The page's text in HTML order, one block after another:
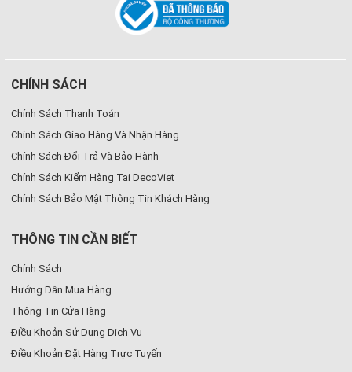
CHÍNH SÁCH
Chính Sách Thanh Toán
Chính Sách Giao Hàng Và Nhận Hàng
Chính Sách Đổi Trả Và Bảo Hành
Chính Sách Kiểm Hàng Tại DecoViet
Chính Sách Bảo Mật Thông Tin Khách Hàng
THÔNG TIN CẦN BIẾT
Chính Sách
Hướng Dẫn Mua Hàng
Thông Tin Cửa Hàng
Điều Khoản Sử Dụng Dịch Vụ
Điều Khoản Đặt Hàng Trực Tuyến